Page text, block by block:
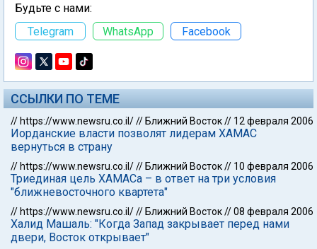
Будьте с нами:
Telegram
WhatsApp Facebook
ССЫЛКИ ПО ТЕМЕ
// https://www.newsru.co.il/// Ближний Восток// 12 февраля 2006
Иорданские власти позволят лидерам ХАМАС
вернуться в страну
// https://www.newsru.co.il/// Ближний Восток// 10 февраля 2006
Триединая цель ХАМАСа – в ответ на три условия
"ближневосточного квартета"
// https://www.newsru.co.il/// Ближний Восток//08 февраля 2006
Халид Машаль: "Когда Запад закрывает перед нами
двери, Восток открывает"